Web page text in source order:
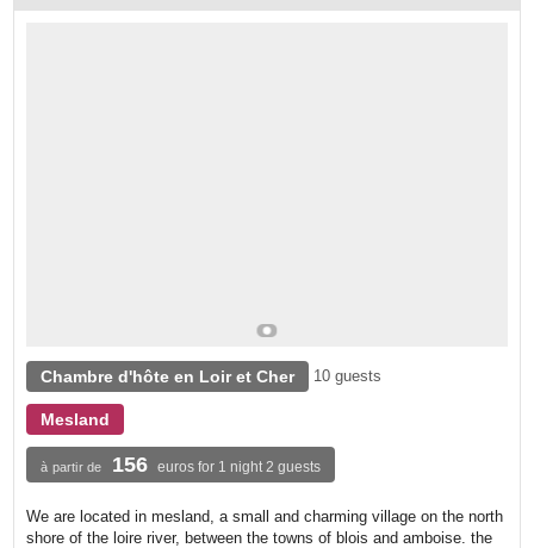
Chambre d'hôte en Loir et Cher 10 guests
Mesland
à partir de 156 euros for 1 night 2 guests
We are located in mesland, a small and charming village on the north
shore of the loire river, between the towns of blois and amboise. the